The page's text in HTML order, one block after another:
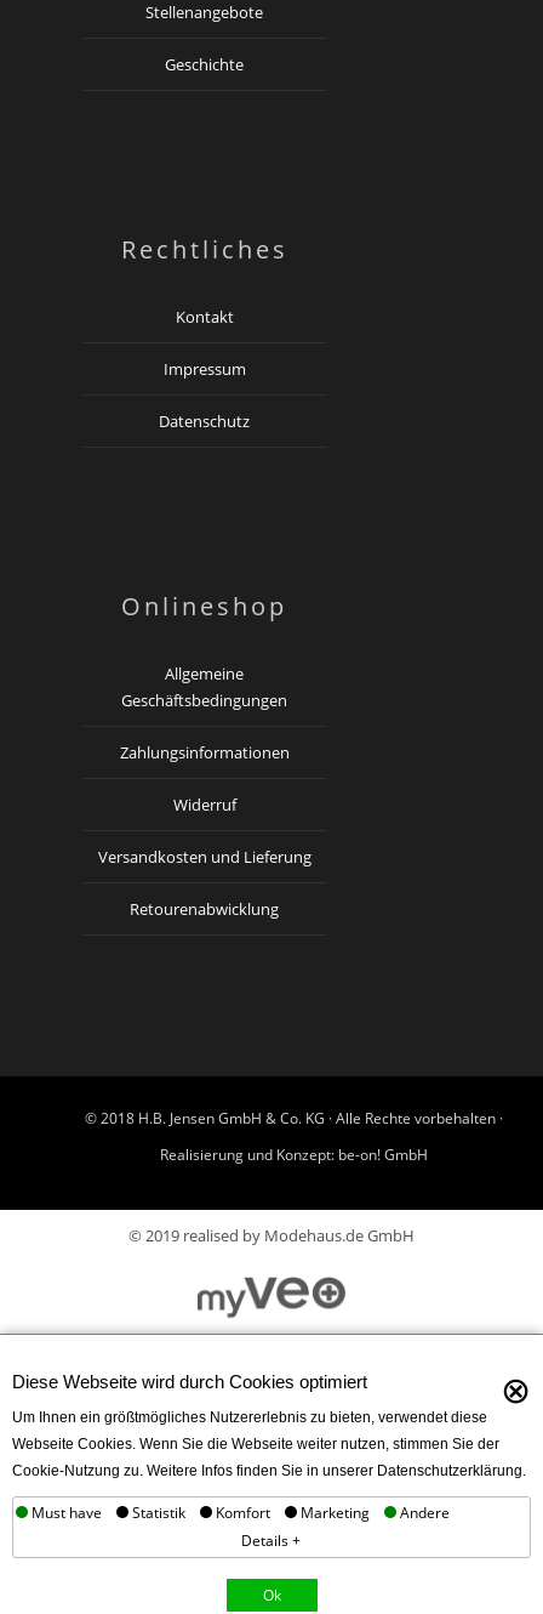
Stellenangebote
Geschichte
Rechtliches
Kontakt
Impressum
Datenschutz
Onlineshop
Allgemeine
Geschäftsbedingungen
Zahlungsinformationen
Widerruf
Versandkosten und Lieferung
Retourenabwicklung
© 2018 H.B. Jensen GmbH & Co. KG · Alle Rechte vorbehalten ·
Realisierung und Konzept: be-on! GmbH
© 2019 realised by Modehaus.de GmbH
Diese Webseite wird durch Cookies optimiert ⊗
Um Ihnen ein größtmögliches Nutzererlebnis zu bieten, verwendet diese
Webseite Cookies. Wenn Sie die Webseite weiter nutzen, stimmen Sie der
Cookie-Nutzung zu. Weitere Infos finden Sie in unserer Datenschutzerklärung.
Must have Statistik Komfort Marketing
Andere
Details +
Ok